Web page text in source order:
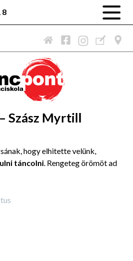
Szász Myrtill
hogy elhitette velünk,
táncolni. Rengeteg örömöt ad